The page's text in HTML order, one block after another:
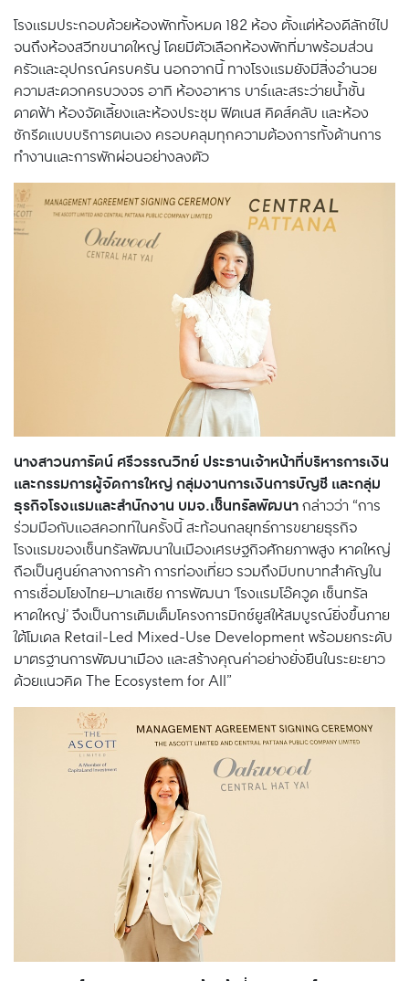
โรงแรมประกอบด้วยห้องพักทั้งหมด 182 ห้อง ตั้งแต่ห้องดีลักซ์ไป
จนถึงห้องสวีทขนาดใหญ่ โดยมีตัวเลือกห้องพักที่มาพร้อมส่วน
ครัวและอุปกรณ์ครบครัน นอกจากนี้ ทางโรงแรมยังมีสิ่งอำนวย
ความสะดวกครบวงจร อาทิ ห้องอาหาร บาร์และสระว่ายน้ำชั้น
ดาดฟ้า ห้องจัดเลี้ยงและห้องประชุม ฟิตเนส คิดส์คลับ และห้อง
ซักรีดแบบบริการตนเอง ครอบคลุมทุกความต้องการทั้งด้านการ
ทำงานและการพักผ่อนอย่างลงตัว
นางสาวนภารัตน์ ศรีวรรณวิทย์ ประธานเจ้าหน้าที่บริหารการเงิน
และกรรมการผู้จัดการใหญ่ กลุ่มงานการเงินการบัญชี และกลุ่ม
ธุรกิจโรงแรมและสำนักงาน บมจ.เซ็นทรัลพัฒนากล่าวว่า “การ
ร่วมมือกับแอสคอทท์ในครั้งนี้ สะท้อนกลยุทธ์การขยายธุรกิจ
โรงแรมของเซ็นทรัลพัฒนาในเมืองเศรษฐกิจศักยภาพสูง หาดใหญ่
ถือเป็นศูนย์กลางการค้า การท่องเที่ยว รวมถึงมีบทบาทสำคัญใน
การเชื่อมโยงไทย–มาเลเซีย การพัฒนา ‘โรงแรมโอ๊ควูด เซ็นทรัล
หาดใหญ่’ จึงเป็นการเติมเต็มโครงการมิกซ์ยูสให้สมบูรณ์ยิ่งขึ้นภาย
ใต้โมเดล Retail-Led Mixed-Use Development พร้อมยกระดับ
มาตรฐานการพัฒนาเมือง และสร้างคุณค่าอย่างยั่งยืนในระยะยาว
ด้วยแนวคิด The Ecosystem for All”